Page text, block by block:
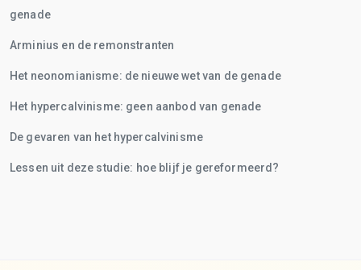
genade
Arminius en de remonstranten
Het neonomianisme: de nieuwe wet van de genade
Het hypercalvinisme: geen aanbod van genade
De gevaren van het hypercalvinisme
Lessen uit deze studie: hoe blijf je gereformeerd?